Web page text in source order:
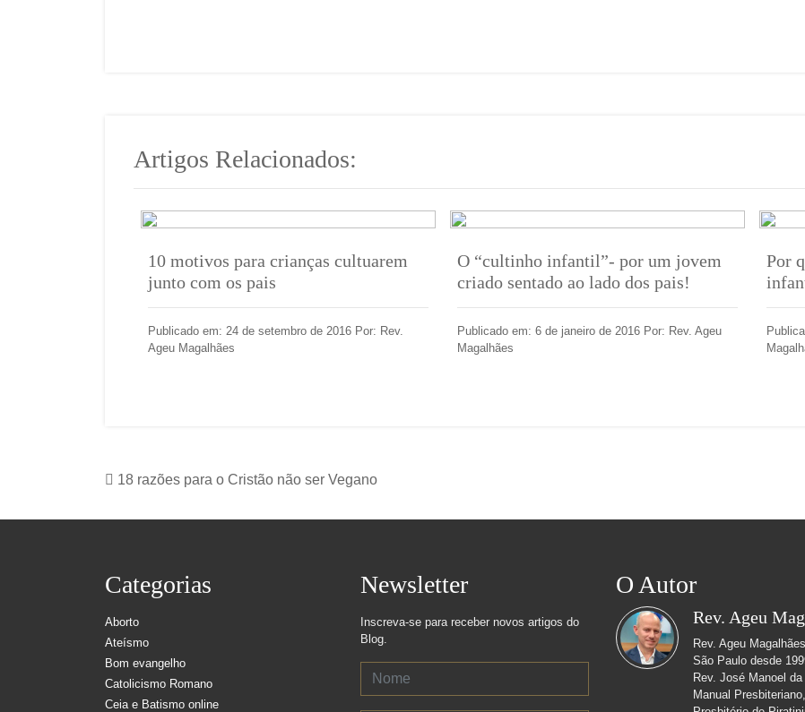
Artigos Relacionados:
1‎0 motivos para crianças cultuarem
junto com os pais
Publicado em: 24 de setembro de 2016 Por: Rev.
Ageu Magalhães
O “cultinho infantil”- por um jovem
criado sentado ao lado dos pais!
Publicado em: 6 de janeiro de 2016 Por: Rev. Ageu
Magalhães
Por
18 razões para o Cristão não ser Vegano
Categorias
Aborto
Ateísmo
Bom evangelho
Catolicismo Romano
Ceia e Batismo online
Newsletter
Inscreva-se para receber novos artigos do
Blog.
O Autor
Rev. Ageu
Rev. Ageu
São Paulo desde
Rev. José Manoel
Manual